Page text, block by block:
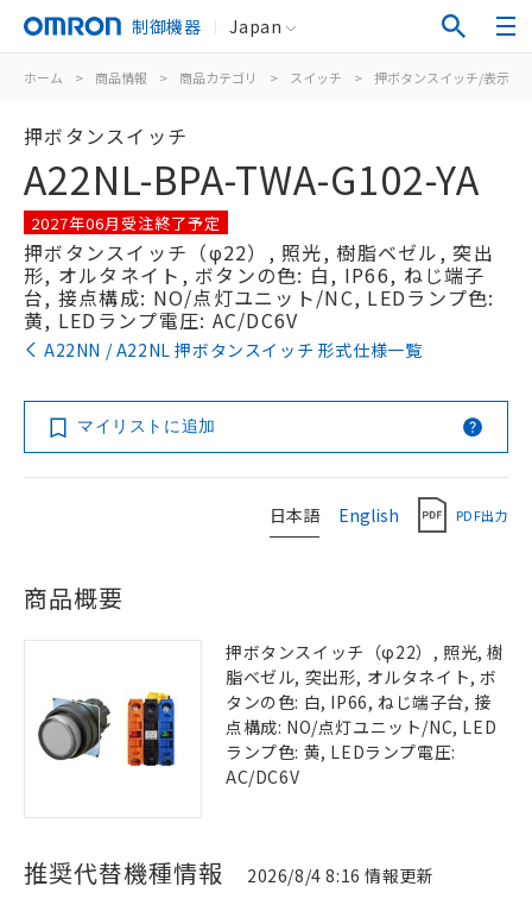
制御機器 Japan
ホーム > 商品情報 > 商品カテゴリ > スイッチ > 押ボタンスイッチ/表示灯
押ボタンスイッチ
A22NL-BPA-TWA-G102-YA
2027年06月受注終了予定
押ボタンスイッチ（φ22）, 照光, 樹脂ベゼル, 突出
形, オルタネイト, ボタンの色: 白, IP66, ねじ端子
台, 接点構成: NO/点灯ユニット/NC, LEDランプ色:
黄, LEDランプ電圧: AC/DC6V
A22NN / A22NL 押ボタンスイッチ 形式仕様一覧
マイリストに追加
日本語 English PDF出力
商品概要
押ボタンスイッチ（φ22）, 照光, 樹
脂ベゼル, 突出形, オルタネイト, ボ
タンの色: 白, IP66, ねじ端子台, 接
点構成: NO/点灯ユニット/NC, LED
ランプ色: 黄, LEDランプ電圧:
AC/DC6V
推奨代替機種情報 2026/8/4 8:16 情報更新